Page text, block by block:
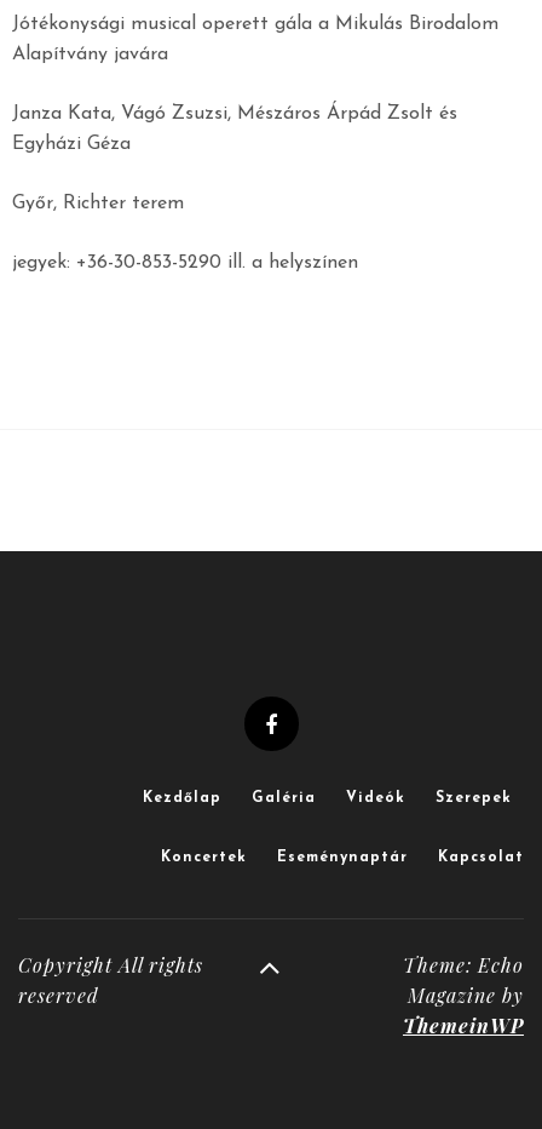
Jótékonysági musical operett gála a Mikulás Birodalom
Alapítvány javára
Janza Kata, Vágó Zsuzsi, Mészáros Árpád Zsolt és
Egyházi Géza
Győr, Richter terem
jegyek: +36-30-853-5290 ill. a helyszínen
Kezdőlap Galéria Videók Szerepek
Koncertek Eseménynaptár Kapcsolat
Copyright All rights
reserved
Theme: Echo
Magazine by
ThemeinWP